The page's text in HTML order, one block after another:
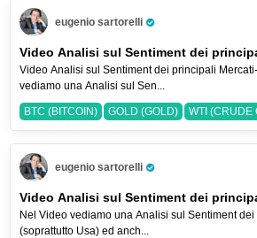
eugenio sartorelli
Pro Trader
Video Analisi sul Sentiment dei
Video Analisi sul Sentiment dei principali
vediamo una Analisi sul Sen...
BTC (BITCOIN) GOLD (GOLD) WTI (CRUDE
eugenio sartorelli
Pro Trader
Video Analisi sul Sentiment dei
Nel Video vediamo una Analisi sul Sentiment dei
(soprattutto Usa) ed anch...